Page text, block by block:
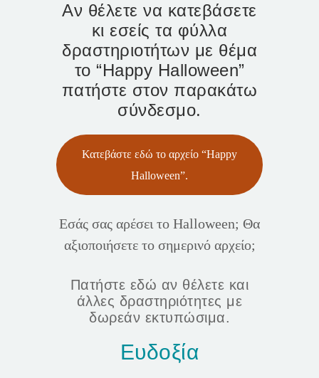
Αν θέλετε να κατεβάσετε
κι εσείς τα φύλλα
δραστηριοτήτων με θέμα
το “Happy Halloween”
πατήστε στον παρακάτω
σύνδεσμο.
Κατεβάστε εδώ το αρχείο “Happy
Halloween”.
Εσάς σας αρέσει το Halloween; Θα
αξιοποιήσετε το σημερινό αρχείο;
Πατήστε εδώ αν θέλετε και
άλλες δραστηριότητες με
δωρεάν εκτυπώσιμα.
Ευδοξία